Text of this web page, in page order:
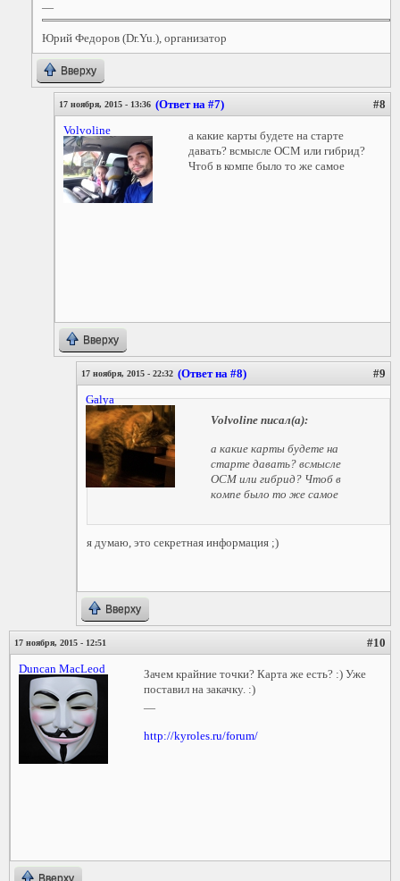
—
Юрий Федоров (Dr.Yu.), организатор
Вверху
17 ноября, 2015 - 13:36 (Ответ на #7) #8
Volvoline
а какие карты будете на старте
давать? всмысле ОСМ или гибрид?
Чтоб в компе было то же самое
Вверху
17 ноября, 2015 - 22:32 (Ответ на #8) #9
Galya
Volvoline писал(а):
а какие карты будете на
старте давать? всмысле
ОСМ или гибрид? Чтоб в
компе было то же самое
я думаю, это секретная информация ;)
Вверху
17 ноября, 2015 - 12:51 #10
Duncan MacLeod
Зачем крайние точки? Карта же есть? :) Уже
поставил на закачку. :)
—
http://kyroles.ru/forum/
Вверху